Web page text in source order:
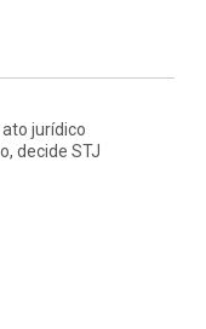
jurídico
decide STJ